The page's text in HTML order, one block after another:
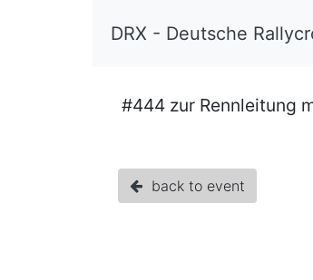
DRX - Deutsche
#444 zur Rennleitung
back to event